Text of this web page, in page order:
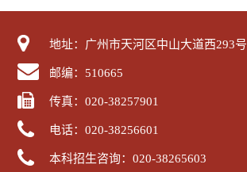
地址：广州市天河区中山大道西293号
邮编：510665
传真：020-38257901
电话：020-38256601
本科招生咨询：020-38265603